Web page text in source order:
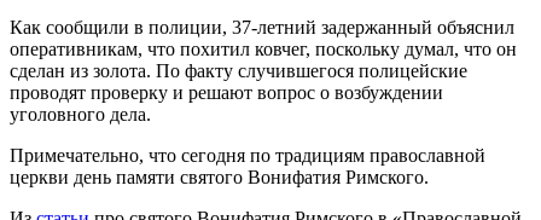
Как сообщили в полиции, 37-летний задержанный объяснил
оперативникам, что похитил ковчег, поскольку думал, что он
сделан из золота. По факту случившегося полицейские
проводят проверку и решают вопрос о возбуждении
уголовного дела.
Примечательно, что сегодня по традициям православной
церкви день памяти святого Вонифатия Римского.